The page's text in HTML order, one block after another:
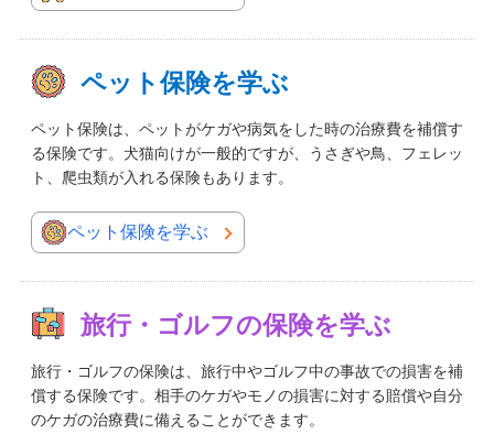
ペット保険を学ぶ
ペット保険は、ペットがケガや病気をした時の治療費を補償す
る保険です。犬猫向けが一般的ですが、うさぎや鳥、フェレッ
ト、爬虫類が入れる保険もあります。
ペット保険を学ぶ
旅行・ゴルフの保険を学ぶ
旅行・ゴルフの保険は、旅行中やゴルフ中の事故での損害を補
償する保険です。相手のケガやモノの損害に対する賠償や自分
のケガの治療費に備えることができます。